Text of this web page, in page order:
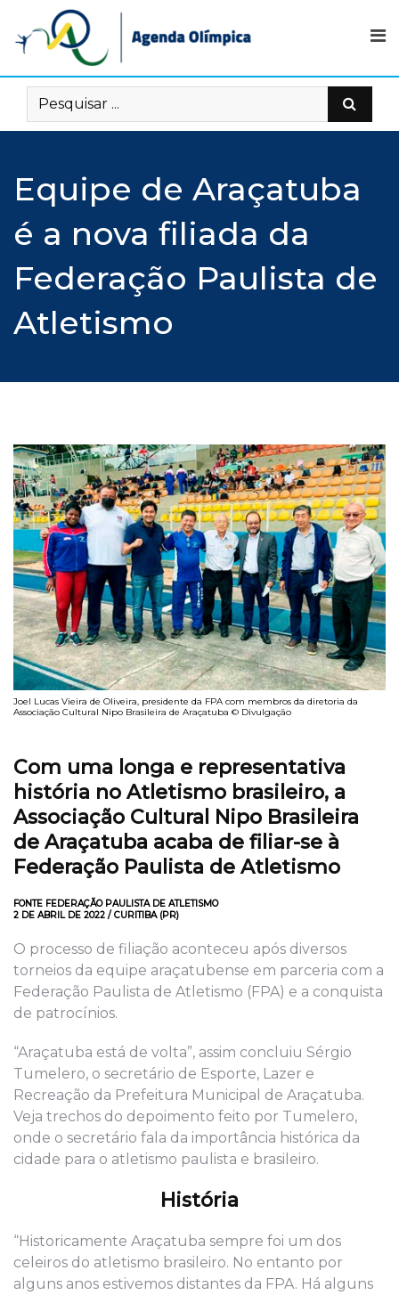
content
Equipe de Araçatuba
é a nova filiada da
Federação Paulista de
Atletismo
Joel Lucas Vieira de Oliveira, presidente da FPA com membros da diretoria da
Associação Cultural Nipo Brasileira de Araçatuba © Divulgação
Com uma longa e representativa
história no Atletismo brasileiro, a
Associação Cultural Nipo Brasileira
de Araçatuba acaba de filiar-se à
Federação Paulista de Atletismo
FONTE FEDERAÇÃO PAULISTA DE ATLETISMO
2 DE ABRIL DE 2022 / CURITIBA (PR)
O processo de filiação aconteceu após diversos
torneios da equipe araçatubense em parceria com a
Federação Paulista de Atletismo (FPA) e a conquista
de patrocínios.
“Araçatuba está de volta”, assim concluiu Sérgio
Tumelero, o secretário de Esporte, Lazer e
Recreação da Prefeitura Municipal de Araçatuba.
Veja trechos do depoimento feito por Tumelero,
onde o secretário fala da importância histórica da
cidade para o atletismo paulista e brasileiro.
História
“Historicamente Araçatuba sempre foi um dos
celeiros do atletismo brasileiro. No entanto por
alguns anos estivemos distantes da FPA. Há alguns